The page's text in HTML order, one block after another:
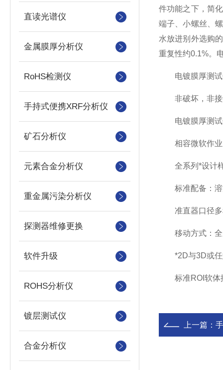
直读光谱仪
金属膜厚分析仪
RoHS检测仪
手持式便携XRF分析仪
矿石分析仪
元素合金分析仪
重金属污染分析仪
探测器维修更换
软件升级
ROHS分析仪
镀层测试仪
合金分析仪
件功能之下，简
端子、小螺丝、
水放进别外选购
重复性约0.1%。
电镀膜厚测试
非破坏，非接
电镀膜厚测试
相容微软作业
全系列*设计样
标准配备：溶
准直器口径多
移动方式：全
*2D与3D或任
标准ROI软体
上一篇：